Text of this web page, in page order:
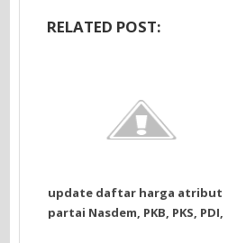
RELATED POST:
update daftar harga atribut
partai Nasdem, PKB, PKS, PDI,